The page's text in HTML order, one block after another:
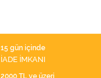
15 gün içinde
İADE İMKANI
2000 TL ve üzeri